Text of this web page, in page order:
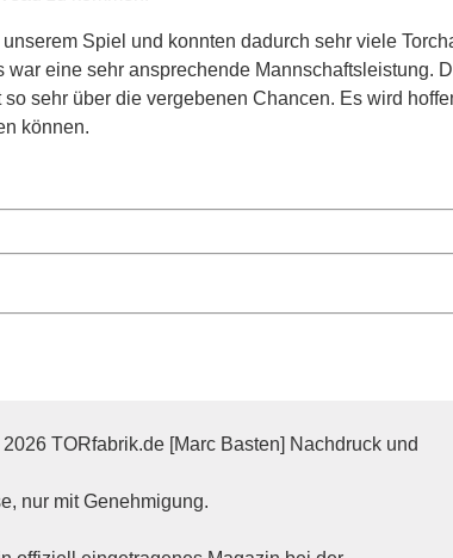
Spiel und konnten dadurch sehr viele
eine sehr ansprechende Mannschaftsleistung.
sehr über die vergebenen Chancen. Es wird
können.
TORfabrik.de [Marc Basten] Nachdruck und
nur mit Genehmigung.